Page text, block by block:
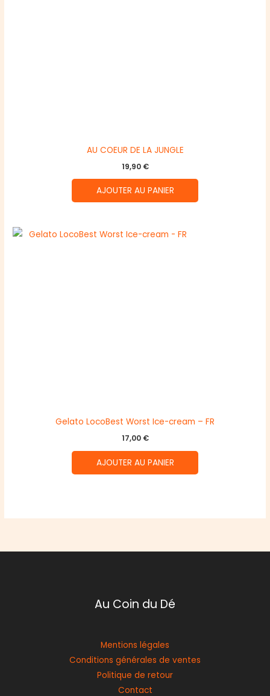
AU COEUR DE LA JUNGLE
19,90 €
AJOUTER AU PANIER
Gelato LocoBest Worst Ice-cream – FR
17,00 €
AJOUTER AU PANIER
Au Coin du Dé
Mentions légales
Conditions générales de ventes
Politique de retour
Contact